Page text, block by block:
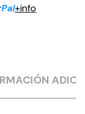
Pal+info